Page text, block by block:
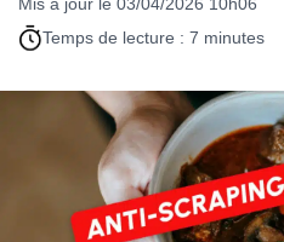
Temps de lecture : 7 minutes